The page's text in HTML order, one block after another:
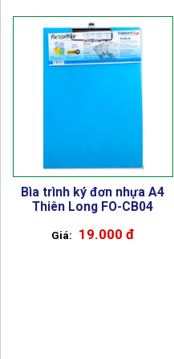
Bìa trình ký đơn nhựa A4
Thiên Long FO-CB04
19.000 đ